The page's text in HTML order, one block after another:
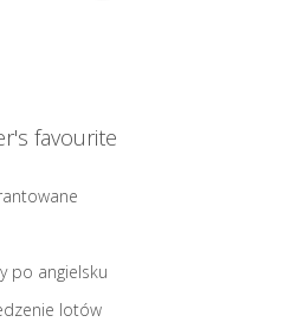
favourite
po angielsku
lotów